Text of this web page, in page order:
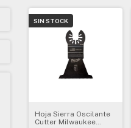
SIN STOCK
Hoja Sierra Oscilante
Cutter Milwaukee